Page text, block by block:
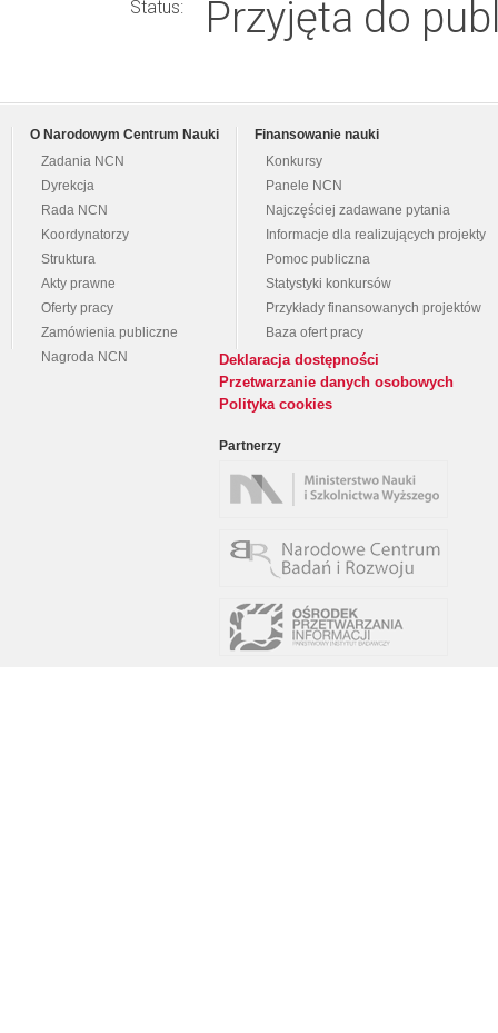
Status: Przyjęta do
O Narodowym Centrum Nauki
Zadania NCN
Dyrekcja
Rada NCN
Koordynatorzy
Struktura
Akty prawne
Oferty pracy
Zamówienia publiczne
Nagroda NCN
Finansowanie nauki
Konkursy
Panele NCN
Najczęściej zadawane pytania
Informacje dla realizujących projekty
Pomoc publiczna
Statystyki konkursów
Przykłady finansowanych projektów
Baza ofert pracy
Deklaracja dostępności
Przetwarzanie danych osobowych
Polityka cookies
Partnerzy